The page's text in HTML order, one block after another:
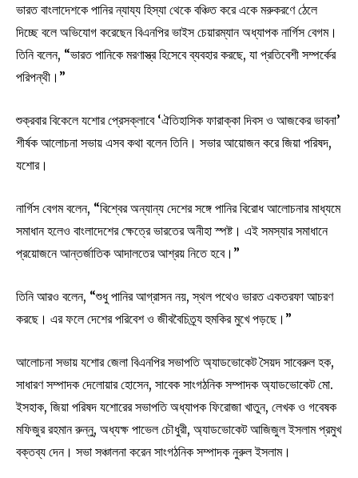
ভারত বাংলাদেশকে পানির ন্যায্য হিস্যা থেকে বঞ্চিত করে একে মরুকরণে ঠেলে
দিচ্ছে বলে অভিযোগ করেছেন বিএনপির ভাইস চেয়ারম্যান অধ্যাপক নার্গিস বেগম।
তিনি বলেন, “ভারত পানিকে মরণাস্ত্র হিসেবে ব্যবহার করছে, যা প্রতিবেশী সম্পর্কের
পরিপন্থী।”
শুক্রবার বিকেলে যশোর প্রেসক্লাবে ‘ঐতিহাসিক ফারাক্কা দিবস ও আজকের ভাবনা’
শীর্ষক আলোচনা সভায় এসব কথা বলেন তিনি। সভার আয়োজন করে জিয়া পরিষদ,
যশোর।
নার্গিস বেগম বলেন, “বিশ্বের অন্যান্য দেশের সঙ্গে পানির বিরোধ আলোচনার মাধ্যমে
সমাধান হলেও বাংলাদেশের ক্ষেত্রে ভারতের অনীহা স্পষ্ট। এই সমস্যার সমাধানে
প্রয়োজনে আন্তর্জাতিক আদালতের আশ্রয় নিতে হবে।”
তিনি আরও বলেন, “শুধু পানির আগ্রাসন নয়, স্থল পথেও ভারত একতরফা আচরণ
করছে। এর ফলে দেশের পরিবেশ ও জীববৈচিত্র্য হুমকির মুখে পড়ছে।”
আলোচনা সভায় যশোর জেলা বিএনপির সভাপতি অ্যাডভোকেট সৈয়দ সাবেরুল হক,
সাধারণ সম্পাদক দেলোয়ার হোসেন, সাবেক সাংগঠনিক সম্পাদক অ্যাডভোকেট মো.
ইসহাক, জিয়া পরিষদ যশোরের সভাপতি অধ্যাপক ফিরোজা খাতুন, লেখক ও গবেষক
মফিজুর রহমান রুন্নু, অধ্যক্ষ পাভেল চৌধুরী, অ্যাডভোকেট আজিজুল ইসলাম প্রমুখ
বক্তব্য দেন। সভা সঞ্চালনা করেন সাংগঠনিক সম্পাদক নুরুল ইসলাম।